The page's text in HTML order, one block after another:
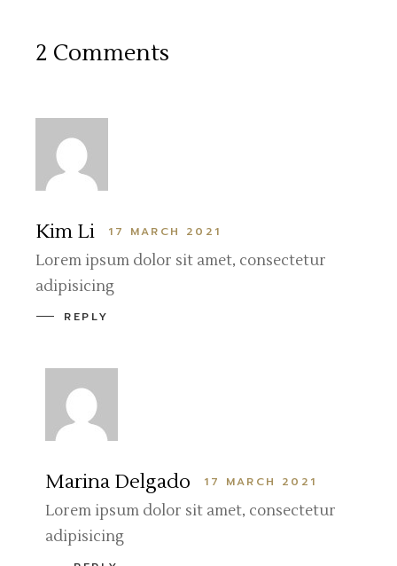
2 Comments
Kim Li 17 MARCH 2021
Lorem ipsum dolor sit amet, consectetur
adipisicing
REPLY
Marina Delgado 17 MARCH 2021
Lorem ipsum dolor sit amet, consectetur
adipisicing